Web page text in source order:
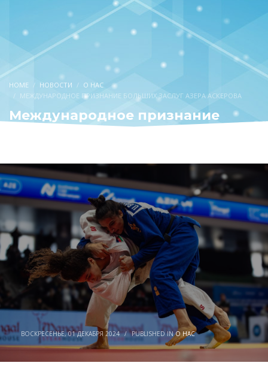
HOME НОВОСТИ
О НАС
МЕЖДУНАРОДНОЕ ПРИЗНАНИЕ БОЛЬШИХ ЗАСЛУГ АЗЕРА АСКЕРОВА
Международное признание
больших заслуг Азера Аскерова
ВОСКРЕСЕНЬЕ, 01 ДЕКАБРЯ 2024 / PUBLISHED INО НАС